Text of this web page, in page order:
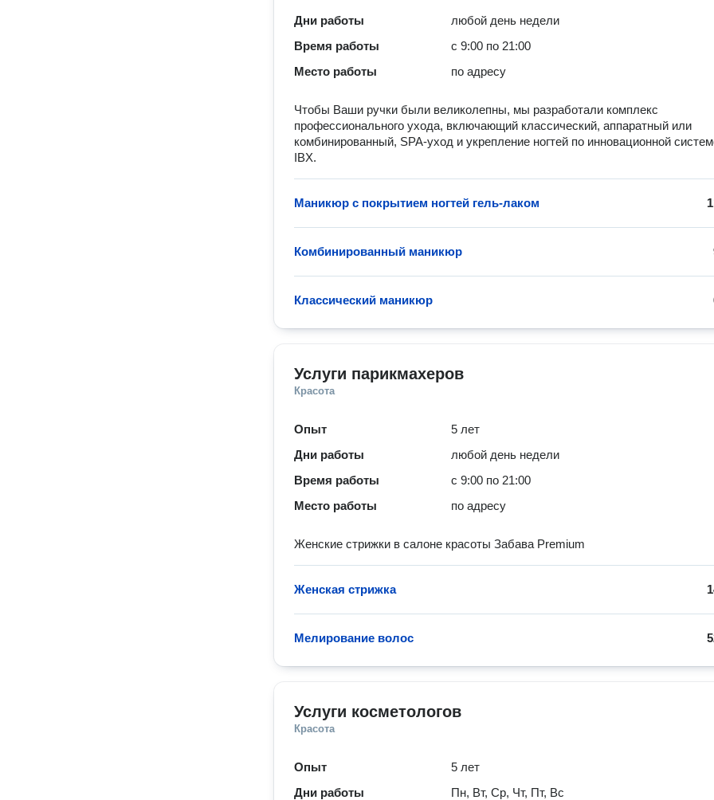
Дни работы
любой день недели
Время работы
с 9:00 по 21:00
Место работы
по адресу
Чтобы Ваши ручки были великолепны, мы разработали комплекс
профессионального ухода, включающий классический, аппаратный или
комбинированный, SPA-уход и укрепление ногтей по инновационной
IBX.
Маникюр с покрытием ногтей гель-лаком
Комбинированный маникюр
Классический маникюр
Услуги парикмахеров
Красота
Опыт
5 лет
Дни работы
любой день недели
Время работы
с 9:00 по 21:00
Место работы
по адресу
Женские стрижки в салоне красоты Забава Premium
Женская стрижка
Мелирование волос
Услуги косметологов
Красота
Опыт
5 лет
Дни работы
Пн, Вт, Ср, Чт, Пт, Вс